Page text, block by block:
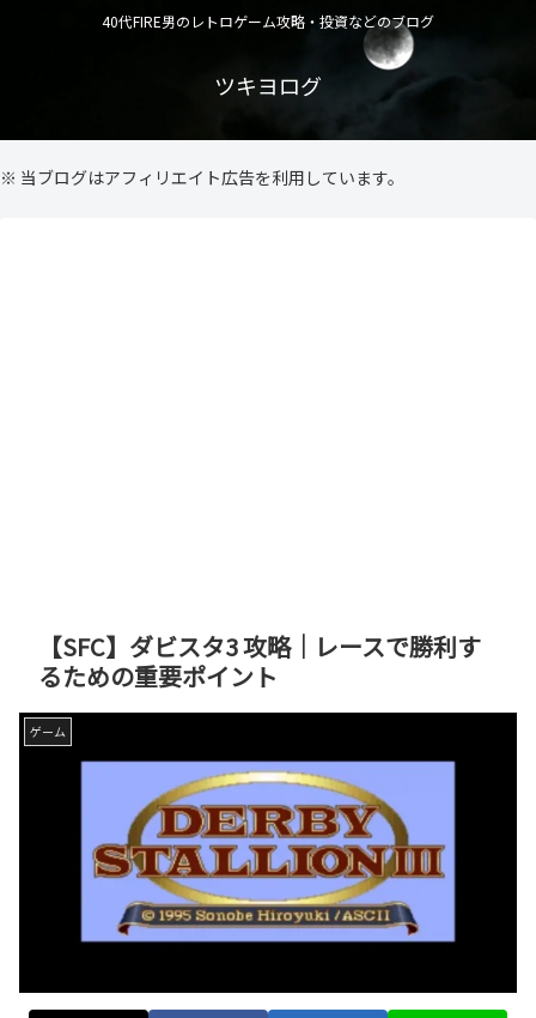
40代FIRE男のレトロゲーム攻略・投資などのブログ
ツキヨログ
※ 当ブログはアフィリエイト広告を利用しています。
【SFC】ダビスタ3 攻略｜レースで勝利す
るための重要ポイント
ゲーム